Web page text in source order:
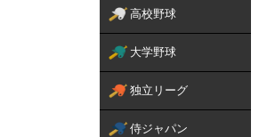
高校野球
大学野球
独立リーグ
侍ジャパン